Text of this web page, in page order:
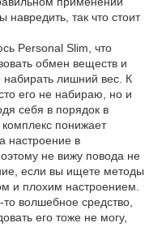
навредить, так что стоит
Personal Slim, что
обмен веществ и
набирать лишний вес. К
его не набираю, но и
себя в порядок в
понижает
настроение в
не вижу повода не
если вы ищете методы
и плохим настроением.
волшебное средство,
его тоже не могу,